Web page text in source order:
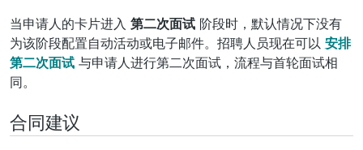
当申请人的卡片进入 第二次面试 阶段时，默认情况下没有
为该阶段配置自动活动或电子邮件。招聘人员现在可以 安排
第二次面试 与申请人进行第二次面试，流程与首轮面试相
同。
合同建议